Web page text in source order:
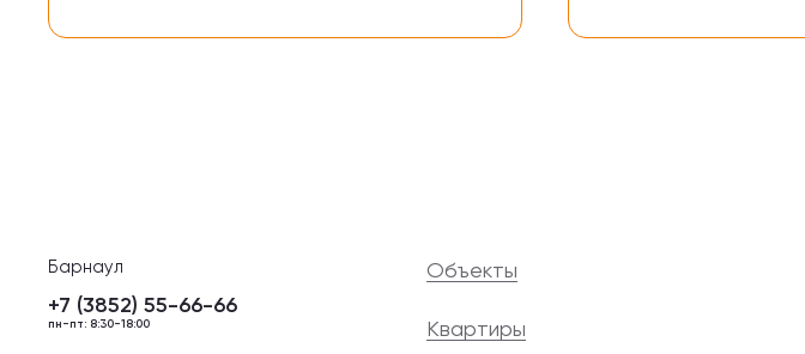
Барнаул
+7 (3852) 55-66-66
пн-пт: 8:30-18:00
Объекты
Квартиры